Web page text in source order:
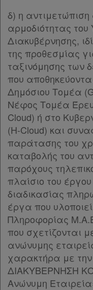
δ) η
αρμοδιότητας
Διακυβέρνησης,
της προθεσμίας
ταξινόμησης των
που
Δημόσιου Τομέα
Νέφος Τομέα
Cloud) ή στο
(H-Cloud) και
παράτασης του
καταβολής του
παρόχους
πλαίσιο του
διαδικασίας
έργα που
Πληροφορίας
που σχετίζονται
ανώνυμης
χαρακτήρα με
ΔΙΑΚΥΒΕΡΝΗΣΗ
Ανώνυμη